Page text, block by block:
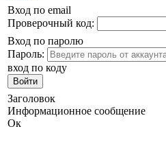
Вход по email
Проверочный код:
Вход по паролю
Пароль:
вход по коду
Войти
Заголовок
Информационное сообщение
Ок